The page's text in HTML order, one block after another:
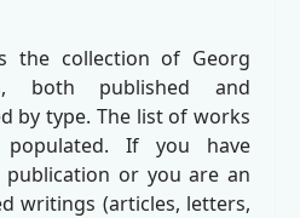
the collection of Georg
both published and
by type. The list of works
If you have
or you are an
writings (articles, letters,